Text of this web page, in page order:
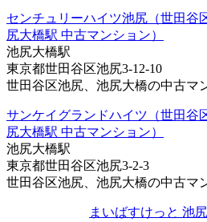
センチュリーハイツ池尻（世田谷
尻大橋駅 中古マンション）
池尻大橋駅
東京都世田谷区池尻3-12-10
世田谷区池尻、池尻大橋の中古マ
サンケイグランドハイツ（世田谷
尻大橋駅 中古マンション）
池尻大橋駅
東京都世田谷区池尻3-2-3
世田谷区池尻、池尻大橋の中古マ
まいばすけっと 池